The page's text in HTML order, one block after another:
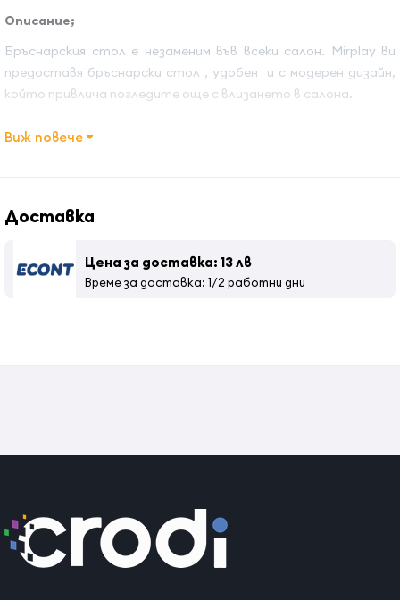
Описание;
Бръснарския стол е незаменим във всеки салон. Mirplay ви
предоставя бръснарски стол , удобен и с модерен дизайн,
който привлича погледите още с влизането в салона.
Накланящ се механизъм
Хидравлична помпа със система за блокиране
Виж повече
Доставка
Цена за доставка: 13 лв
Време за доставка: 1/2 работни дни